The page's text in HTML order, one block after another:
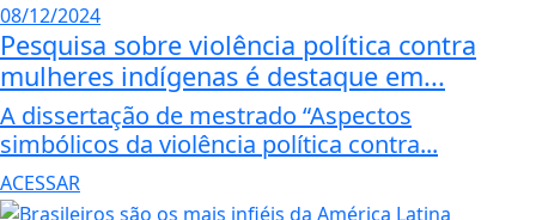
08/12/2024
Pesquisa sobre violência política contra
mulheres indígenas é destaque em...
A dissertação de mestrado “Aspectos
simbólicos da violência política contra...
ACESSAR